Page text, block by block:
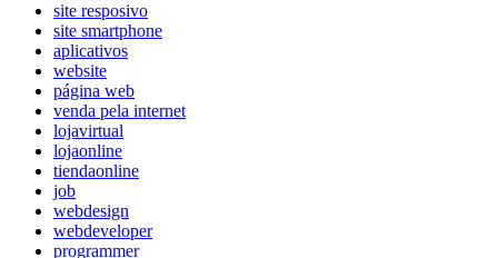
site resposivo
site smartphone
aplicativos
website
página web
venda pela internet
lojavirtual
lojaonline
tiendaonline
job
webdesign
webdeveloper
programmer